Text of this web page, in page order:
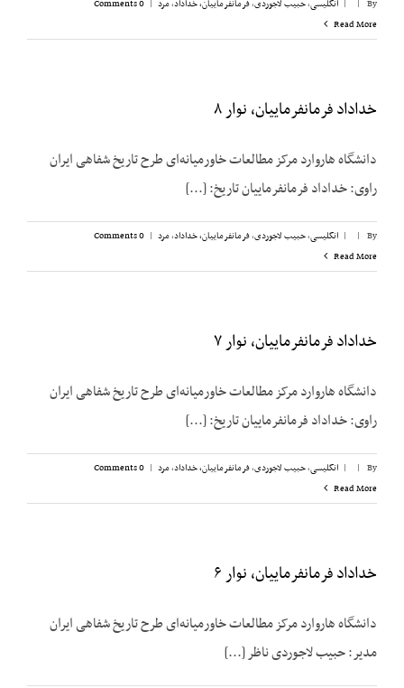
By
|
| انگلیسی,حبیب لاجوردی,فرمانفرماییان، خداداد,مرد |
0 Comments
Read More
خداداد فرمانفرماییان، نوار ۸
دانشگاه هاروارد مرکز مطالعات خاورمیانه‌ای طرح تاریخ شفاهی ایران
راوی: خداداد فرمانفرماییان تاریخ: [...]
By
|
| انگلیسی,حبیب لاجوردی,فرمانفرماییان، خداداد,مرد |
0 Comments
Read More
خداداد فرمانفرماییان، نوار ۷
دانشگاه هاروارد مرکز مطالعات خاورمیانه‌ای طرح تاریخ شفاهی ایران
راوی: خداداد فرمانفرماییان تاریخ: [...]
By
|
| انگلیسی,حبیب لاجوردی,فرمانفرماییان، خداداد,مرد |
0 Comments
Read More
خداداد فرمانفرماییان، نوار ۶
دانشگاه هاروارد مرکز مطالعات خاورمیانه‌ای طرح تاریخ شفاهی ایران
مدیر: حبیب لاجوردی ناظر [...]